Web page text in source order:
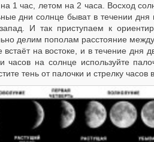
1 час, летом на 2 часа. Восход
дни солнце быват в течении
И так приступаем к
делим пополам расстояние
встаёт на востоке, и в течение дня
часов на солнце используйте
тень от палочки и стрелку